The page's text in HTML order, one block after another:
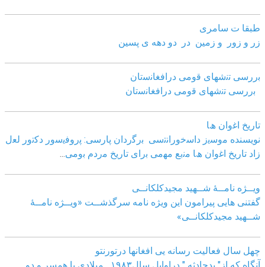
طبقا ت سامری
زر و زور و زمین در دو دهه ی پسین
ﺑررﺳﯽ ﺗﻧﺷﮭﺎی ﻗوﻣﯽ دراﻓﻐﺎﻧﺳﺗﺎن
ﺑررﺳﯽ ﺗﻧﺷﮭﺎی ﻗوﻣﯽ دراﻓﻐﺎﻧﺳﺗﺎن
ﺗﺎرﯾﺦ اﻏوان ھﺎ
نویسنده ﻣوﺳﯾز داﺳﺧوراﻧﺗﺳﯽ ﺑرﮔردان ﭘﺎرﺳﯽ: ﭘروﻓﯾﺳور دﮐﺗور ﻟﻌل
زاد ﺗﺎرﯾﺦ اﻏوان ھﺎ ﻣﻧﺑﻊ ﻣﮭﻣﯽ ﺑرای ﺗﺎرﯾﺦ ﻣردم ﺑوﻣﯽ
ویــژه نامــۀ شــهید مجیدکلکانــی
گفتنی هایی پیرامون این ویژه نامه سرگذشــت «ویــژه نامــۀ
شــهید مجیدکلکانــی»
چهل سال فعالیت رسانه یی افغانها درتورنتو
آنگاه که از" بدحادثه " دراوایل سال۱۹۸۳ میلادی با همسر و دو